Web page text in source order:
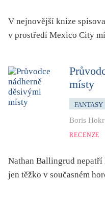
folklor
horor, thriller
hudba
humor, groteskno, satira
chudoba, sociální
kolonialismus,
literární cena
V nejnovější knize
v prostředí Mexico City
místy
FANTASY
Boris Hokr
RECENZE
Nathan Ballingrud nepatří
jen těžko v současném